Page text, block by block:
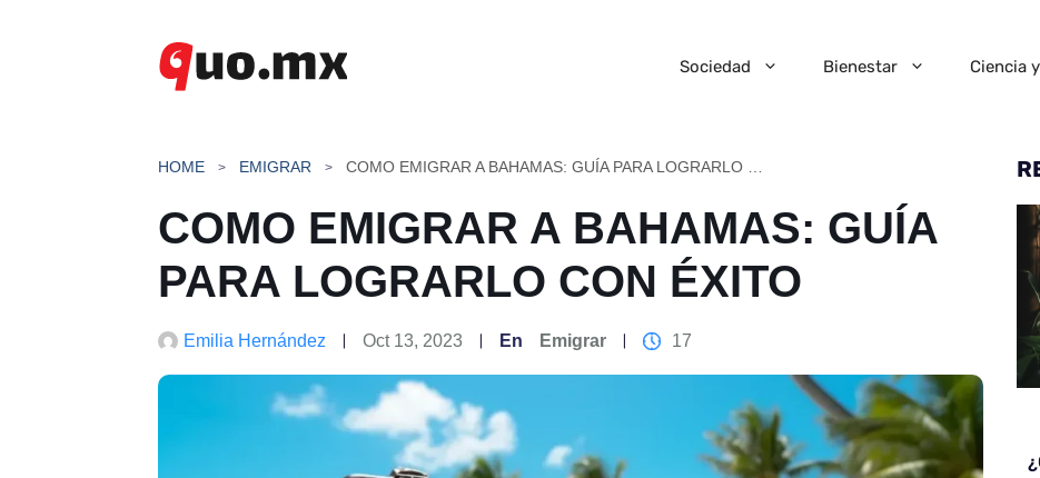
Sociedad Bienestar Ciencia
HOME EMIGRAR
COMO EMIGRAR A BAHAMAS: GUÍA
PARA LOGRARLO CON ÉXITO
Emilia Hernández Oct 13, 2023 En Emigrar 17